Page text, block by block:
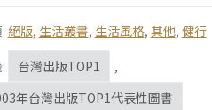
絕版, 生活叢書, 生活風格, 其他, 健行
台灣出版TOP1
,
年台灣出版TOP1代表性圖書